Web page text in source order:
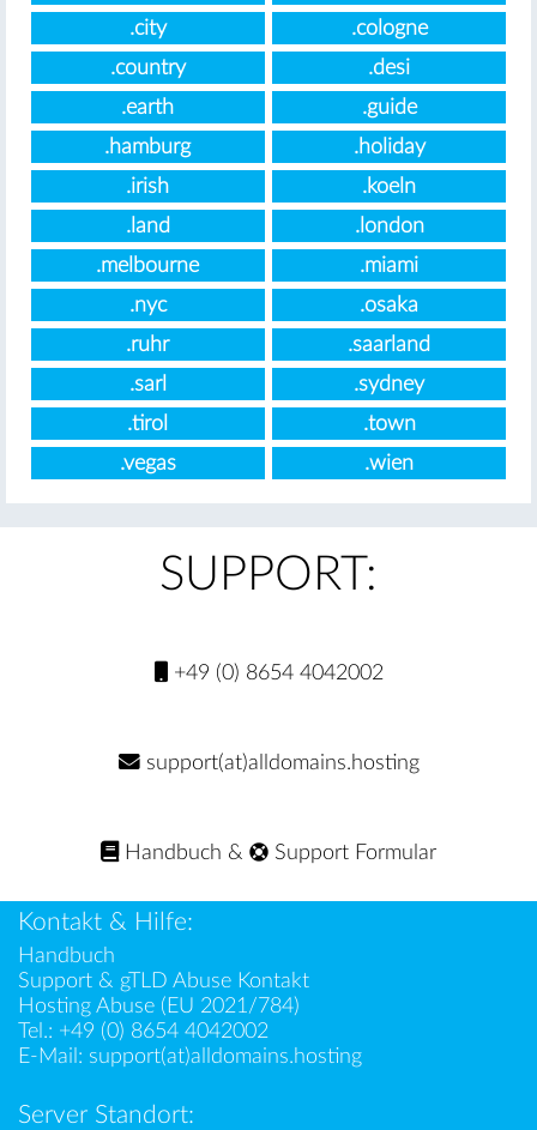
.city
.cologne
.country
.desi
.earth
.guide
.hamburg
.holiday
.irish
.koeln
.land
.london
.melbourne
.miami
.nyc
.osaka
.ruhr
.saarland
.sarl
.sydney
.tirol
.town
.vegas
.wien
SUPPORT:
+49 (0) 8654 4042002
support(at)alldomains.hosting
Handbuch & Support Formular
Kontakt & Hilfe:
Handbuch
Support & gTLD Abuse Kontakt
Hosting Abuse (EU 2021/784)
Tel.: +49 (0) 8654 4042002
E-Mail: support(at)alldomains.hosting
Server Standort: